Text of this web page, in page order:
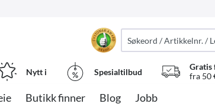
Nytt i Spesialtilbud
Gratis
fra 50
Butikk finner Blog Jobb